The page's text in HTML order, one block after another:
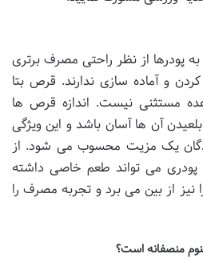
پودرها از نظر راحتی مصرف برتری
کردن و آماده سازی ندارند. قرص بتا
مستثنی نیست. اندازه قرص ها
آن ها آسان باشد و این ویژگی
یک مزیت محسوب می شود. از
پودری می تواند طعم خاصی داشته
از بین می برد و تجربه مصرف را
منصفانه است؟